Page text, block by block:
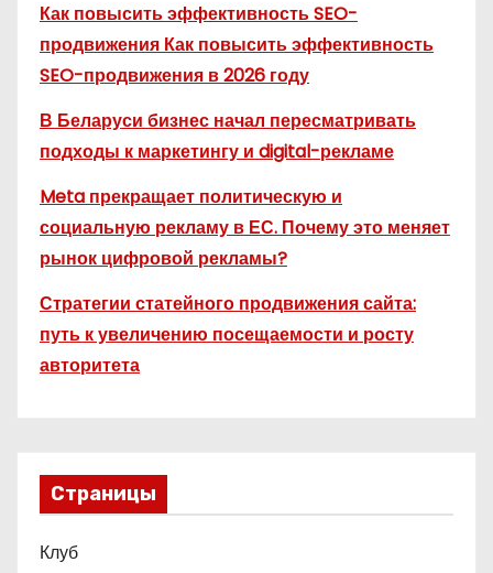
Как повысить эффективность SEO-
продвижения Как повысить эффективность
SEO-продвижения в 2026 году
В Беларуси бизнес начал пересматривать
подходы к маркетингу и digital-рекламе
Meta прекращает политическую и
социальную рекламу в ЕС. Почему это меняет
рынок цифровой рекламы?
Стратегии статейного продвижения сайта:
путь к увеличению посещаемости и росту
авторитета
Страницы
Клуб